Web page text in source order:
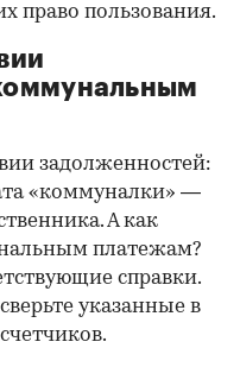
право пользования.
задолженностей:
«коммуналки» —
А как
платежам?
справки.
указанные в